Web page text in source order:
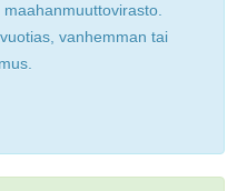
vanhemman tai